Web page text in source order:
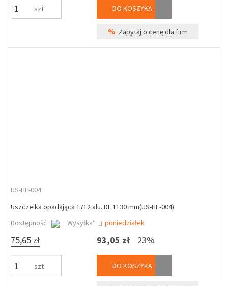
szt DO KOSZYKA
% Zapytaj o cenę dla firm
US-HF-004
Uszczelka opadająca 1712 alu. DL 1130 mm(US-HF-004)
Dostępność
Wysyłka*: poniedziałek
75,65 zł
szt
93,05 zł 23%
DO KOSZYKA